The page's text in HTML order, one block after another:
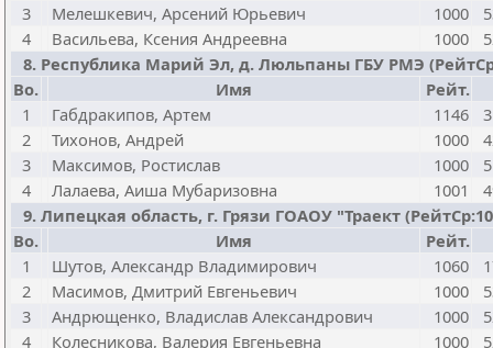
3
Мелешкевич, Арсений Юрьевич 1000
4
Васильева, Ксения Андреевна 1000
8. Республика Марий Эл, д. Люльпаны ГБУ РМЭ
Bo.
Имя
Рейт.
1
Габдракипов, Артем 1146
2
Тихонов, Андрей 1000
3
Максимов, Ростислав 1000
4
Лалаева, Аиша Мубаризовна 1001
9. Липецкая область, г. Грязи ГОАОУ "Траект
Bo.
Имя
Рейт.
1
Шутов, Александр Владимирович 1060
2
Масимов, Дмитрий Евгеньевич 1000
3
Андрющенко, Владислав Александрович 1000
4
Колесникова, Валерия Евгеньевна 1000